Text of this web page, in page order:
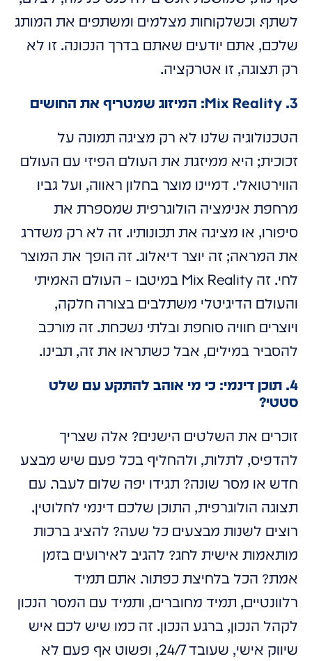
לשתף. וכשלקוחות מצלמים ומשתפים את המותג
שלכם, אתם יודעים שאתם בדרך הנכונה. זו לא
רק תצוגה, זו אטרקציה.
3. Mix Reality: המיזוג שמטריף את החושים
הטכנולוגיה שלנו לא רק מציגה תמונה על
זכוכית; היא ממיזגת את העולם הפיזי עם העולם
הווירטואלי. דמיינו מוצר בחלון ראווה, ועל גביו
מרחפת אנימציה הולוגרפית שמספרת את
סיפורו, או מציגה את תכונותיו. זה לא רק משדרג
את המראה; זה יוצר דיאלוג. זה הופך את המוצר
לחי. זה Mix Reality במיטבו – העולם האמיתי
והעולם הדיגיטלי משתלבים בצורה חלקה,
ויוצרים חוויה סוחפת ובלתי נשכחת. זה מורכב
להסביר במילים, אבל כשתראו את זה, תבינו.
4. תוכן דינמי: כי מי אוהב להתקע עם שלט
סטטי?
זוכרים את השלטים הישנים? אלה שצריך
להדפיס, לתלות, ולהחליף בכל פעם שיש מבצע
חדש או מסר שונה? תגידו יפה שלום לעבר. עם
תצוגה הולוגרפית, התוכן שלכם דינמי לחלוטין.
רוצים לשנות מבצעים כל שעה? להציג ברכות
מותאמות אישית לחג? להגיב לאירועים בזמן
אמת? הכל בלחיצת כפתור. אתם תמיד
רלוונטיים, תמיד מחוברים, ותמיד עם המסר הנכון
לקהל הנכון, ברגע הנכון. זה כמו שיש לכם איש
שיווק אישי, שעובד 24/7, ופשוט אף פעם לא